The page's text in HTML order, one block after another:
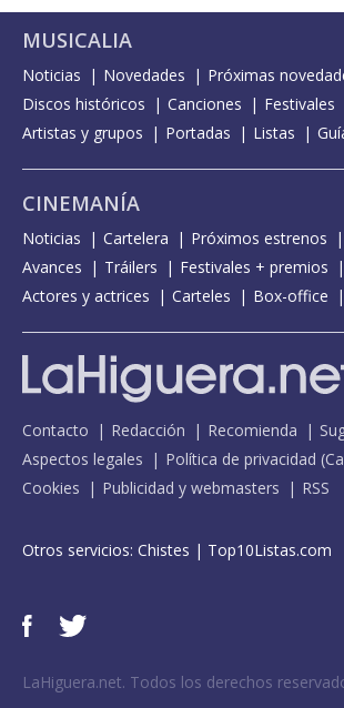
MUSICALIA
Noticias Novedades
Próximas
Discos históricos
Canciones Festivales
Artistas y grupos
Portadas Listas
CINEMANÍA
Noticias Cartelera Próximos estrenos
Avances
Tráilers
Festivales + premios
Actores y actrices
Carteles Box-office
Contacto Redacción Recomienda
Aspectos legales
Política de privacidad (
Cookies
Publicidad y webmasters RSS
Otros servicios: Chistes | Top10Listas.com
LaHiguera.net. Todos los derechos